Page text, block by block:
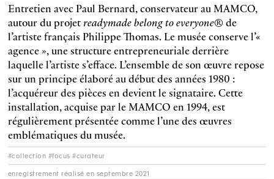
Entretien avec Paul Bernard, conservateur au MAMCO,
autour du projetreadymade belong to everyone®de
l’artiste français Philippe Thomas. Le musée conserve l’«
agence », une structure entrepreneuriale derrière
laquelle l’artiste s’efface. L’ensemble de son œuvre repose
sur un principe élaboré au début des années 1980 :
l’acquéreur des pièces en devient le signataire. Cette
installation, acquise par le MAMCO en 1994, est
régulièrement présentée comme l’une des œuvres
emblématiques du musée.
#collection #focus #curateur
enregistrement réalisé en septembre 2021